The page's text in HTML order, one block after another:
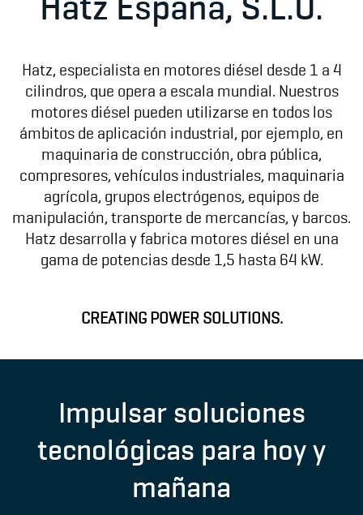
Hatz, especialista en motores diésel desde 1 a 4
cilindros, que opera a escala mundial. Nuestros
motores diésel pueden utilizarse en todos los
ámbitos de aplicación industrial, por ejemplo, en
maquinaria de construcción, obra pública,
compresores, vehículos industriales, maquinaria
agrícola, grupos electrógenos, equipos de
manipulación, transporte de mercancías, y barcos.
Hatz desarrolla y fabrica motores diésel en una
gama de potencias desde 1,5 hasta 64 kW.
CREATING POWER SOLUTIONS.
Impulsar soluciones
tecnológicas para hoy y
mañana